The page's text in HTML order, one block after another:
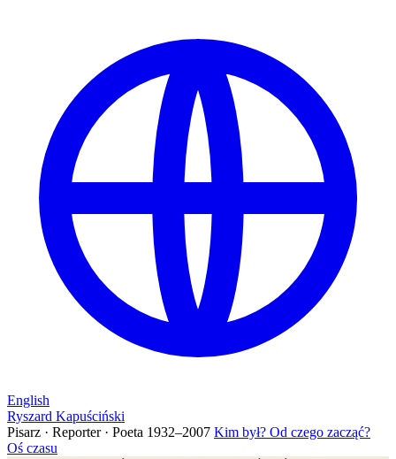
English
Ryszard Kapuściński
Pisarz · Reporter · Poeta 1932–2007 Kim był? Od czego zacząć?
Oś czasu